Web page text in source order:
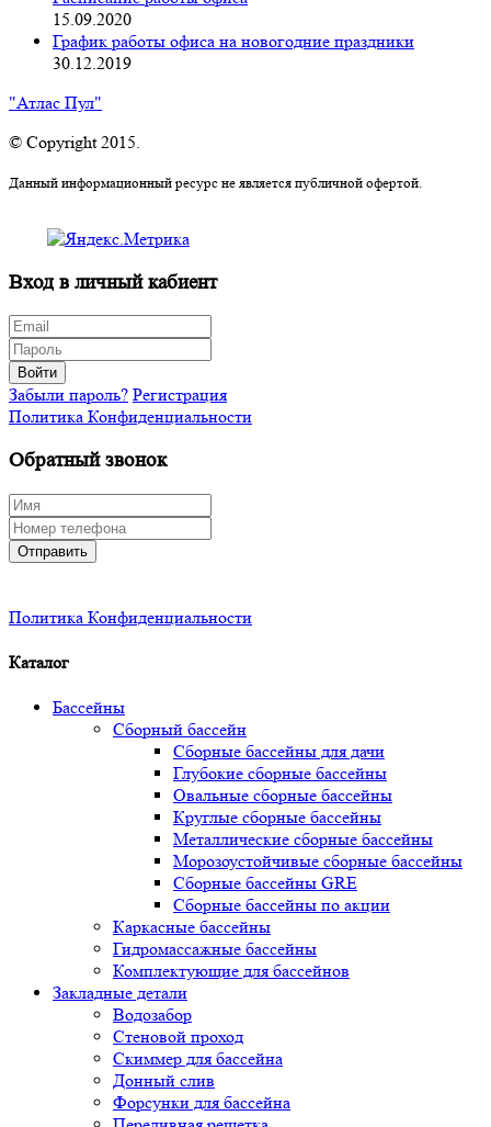
15.09.2020
График работы офиса на новогодние праздники
30.12.2019
"Атлас Пул"
© Copyright 2015.
Данный информационный ресурс не является публичной офертой.
Вход в личный кабиент
Войти
Забыли пароль? Регистрация
Политика Конфиденциальности
Обратный звонок
Отправить
Политика Конфиденциальности
Каталог
Бассейны
Сборный бассейн
Сборные бассейны для дачи
Глубокие сборные бассейны
Овальные сборные бассейны
Круглые сборные бассейны
Металлические сборные бассейны
Морозоустойчивые сборные бассейны
Сборные бассейны GRE
Сборные бассейны по акции
Каркасные бассейны
Гидромассажные бассейны
Комплектующие для бассейнов
Закладные детали
Водозабор
Стеновой проход
Скиммер для бассейна
Донный слив
Форсунки для бассейна